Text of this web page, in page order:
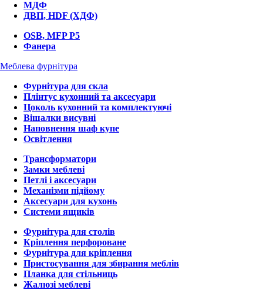
МДФ
ДВП, HDF (ХДФ)
OSB, MFP P5
Фанера
Меблева фурнітура
Фурнітура для скла
Плінтус кухонний та аксесуари
Цоколь кухонний та комплектуючі
Вішалки висувні
Наповнення шаф купе
Освітлення
Трансформатори
Замки меблеві
Петлі і аксесуари
Механізми підйому
Аксесуари для кухонь
Системи ящиків
Фурнітура для столів
Кріплення перфороване
Фурнітура для кріплення
Пристосування для збирання меблів
Планка для стільниць
Жалюзі меблеві